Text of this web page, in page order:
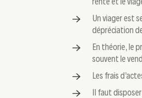
Un viager est
dépréciation
En théorie, le
souvent le
Les frais
Il faut